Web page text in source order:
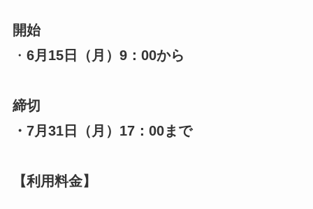
開始
・ 6月15日 （月）9：00から
締切
・ 7月31日 （月）17：00まで
【利用料金】